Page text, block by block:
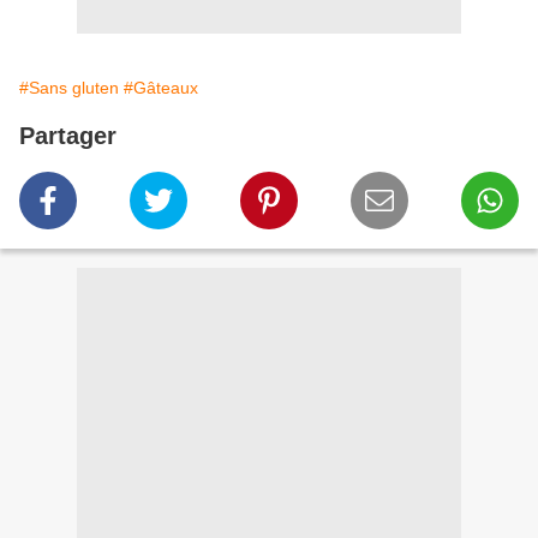
#Sans gluten #Gâteaux
Partager